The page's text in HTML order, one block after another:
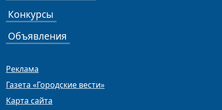
Конкурсы
Объявления
Реклама
Газета «Городские вести»
Карта сайта